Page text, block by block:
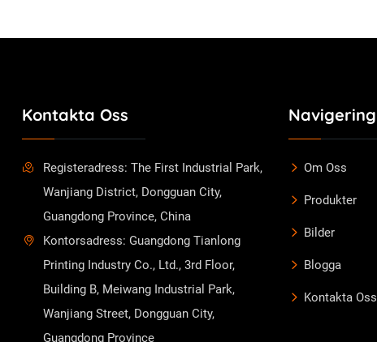
Kontakta Oss
Registeradress: The First Industrial Park,
Wanjiang District, Dongguan City,
Guangdong Province, China
Kontorsadress: Guangdong Tianlong
Printing Industry Co., Ltd., 3rd Floor,
Building B, Meiwang Industrial Park,
Wanjiang Street, Dongguan City,
Guangdong Province
Navigering
Om Oss
Produkter
Bilder
Blogga
Kontakta Oss